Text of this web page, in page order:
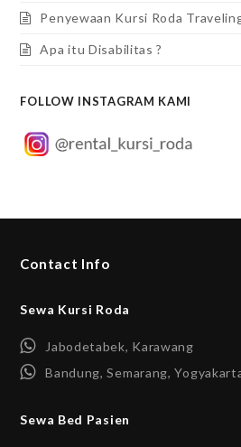
Penyewaan Kursi Roda
Apa itu Disabilitas ?
FOLLOW INSTAGRAM KAMI
Contact Info
Sewa Kursi Roda
Jabodetabek, Karawang
Bandung, Semarang,
Sewa Bed Pasien